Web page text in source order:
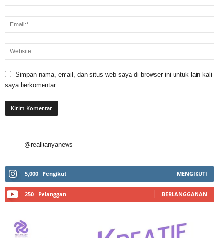
Simpan nama, email, dan situs web saya di browser ini untuk lain kali
saya berkomentar.
@realitanyanews
5,000 Pengikut MENGIKUTI
250 Pelanggan BERLANGGANAN